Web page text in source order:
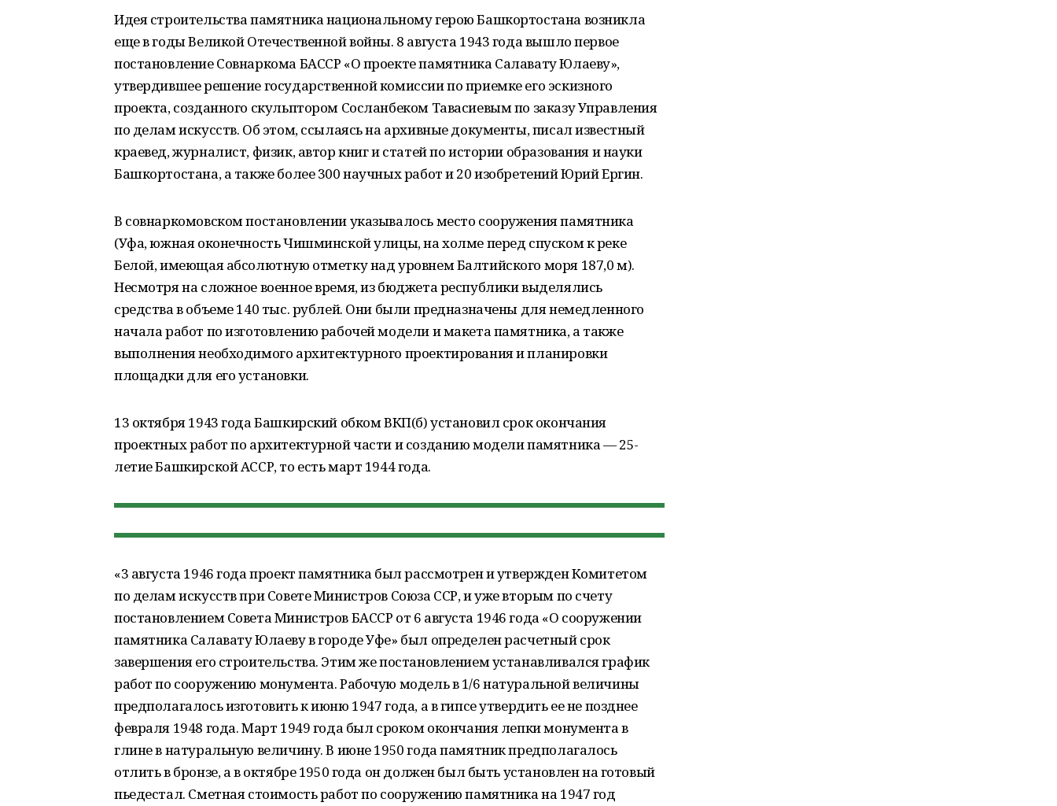
Идея строительства памятника национальному герою Башкортостана возникла
еще в годы Великой Отечественной войны. 8 августа 1943 года вышло первое
постановление Совнаркома БАССР «О проекте памятника Салавату Юлаеву»,
утвердившее решение государственной комиссии по приемке его эскизного
проекта, созданного скульптором Сосланбеком Тавасиевым по заказу Управления
по делам искусств. Об этом, ссылаясь на архивные документы, писал известный
краевед, журналист, физик, автор книг и статей по истории образования и науки
Башкортостана, а также более 300 научных работ и 20 изобретений Юрий Ергин.
В совнаркомовском постановлении указывалось место сооружения памятника
(Уфа, южная оконечность Чишминской улицы, на холме перед спуском к реке
Белой, имеющая абсолютную отметку над уровнем Балтийского моря 187,0 м).
Несмотря на сложное военное время, из бюджета республики выделялись
средства в объеме 140 тыс. рублей. Они были предназначены для немедленного
начала работ по изготовлению рабочей модели и макета памятника, а также
выполнения необходимого архитектурного проектирования и планировки
площадки для его установки.
13 октября 1943 года Башкирский обком ВКП(б) установил срок окончания
проектных работ по архитектурной части и созданию модели памятника — 25-
летие Башкирской АССР, то есть март 1944 года.
«3 августа 1946 года проект памятника был рассмотрен и утвержден Комитетом
по делам искусств при Совете Министров Союза ССР, и уже вторым по счету
постановлением Совета Министров БАССР от 6 августа 1946 года «О сооружении
памятника Салавату Юлаеву в городе Уфе» был определен расчетный срок
завершения его строительства. Этим же постановлением устанавливался график
работ по сооружению монумента. Рабочую модель в 1/6 натуральной величины
предполагалось изготовить к июню 1947 года, а в гипсе утвердить ее не позднее
февраля 1948 года. Март 1949 года был сроком окончания лепки монумента в
глине в натуральную величину. В июне 1950 года памятник предполагалось
отлить в бронзе, а в октябре 1950 года он должен был быть установлен на готовый
пьедестал. Сметная стоимость работ по сооружению памятника на 1947 год